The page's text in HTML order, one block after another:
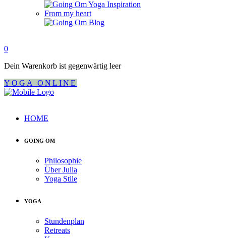
From my heart
0
Dein Warenkorb ist gegenwärtig leer
YOGA ONLINE
HOME
GOING OM
Philosophie
Über Julia
Yoga Stile
YOGA
Stundenplan
Retreats